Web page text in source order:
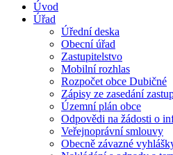
Úvod
Úřad
Úřední deska
Obecní úřad
Zastupitelstvo
Mobilní rozhlas
Rozpočet obce Dubičné
Zápisy ze zasedání
Územní plán obce
Odpovědi na žádosti o
Veřejnoprávní smlouvy
Obecně závazné